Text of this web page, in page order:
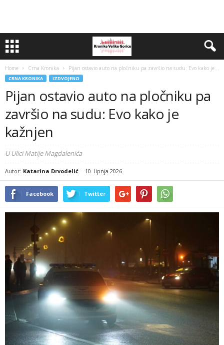
Home Crna Kronika Pijan ostavio auto na pločniku pa završio na sudu: Evo kako je...
CRNA KRONIKA IZDVOJENO
Pijan ostavio auto na pločniku pa
završio na sudu: Evo kako je
kažnjen
U Ulici Matije Magdalenića
Autor: Katarina Drvodelić - 10. lipnja 2026
Facebook Twitter